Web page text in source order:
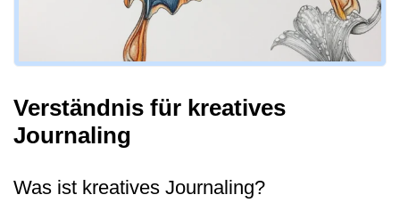
Verständnis für kreatives
Journaling
Was ist kreatives Journaling?